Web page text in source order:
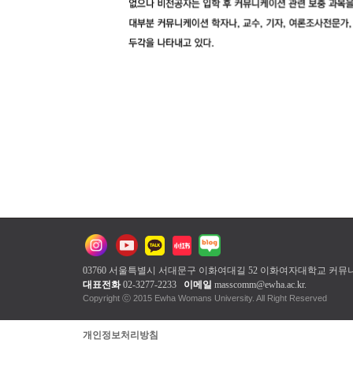
03760 서울특별시 서대문구 이화여대길 52 이화여자대학교 커뮤
대표전화 02-3277-2233 이메일 masscomm@ewha.ac.kr.
Copyright ⓒ 2015 Ewha Womans
개인정보처리방침